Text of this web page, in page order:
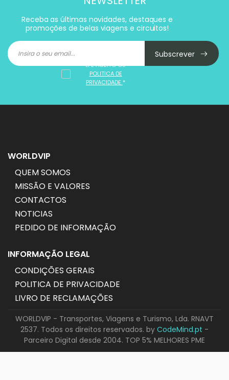
Receba as últimas novidades, destaques e
promoções de belas viagens e circuitos!
Subscrever
LI E ACEITO OS
POLITICA DE
PRIVACIDADE *
WORLDVIP
QUEM SOMOS
MISSÃO E VALORES
CONTACTOS
NOTICIAS
PEDIDO DE INFORMAÇÃO
INFORMAÇÃO LEGAL
CONDIÇÕES GERAIS
POLITICA DE PRIVACIDADE
LIVRO DE RECLAMAÇÕES
WORLDVIP - Transportes, Viagens e Turismo, Lda. RNAVT
2537. Todos os direitos reservados. by CodeMind.pt -
Parceiro Digital desde 2004. TOP 5% MELHORES PME